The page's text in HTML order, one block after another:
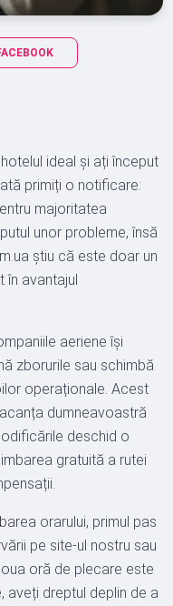
ideal și ați început
primiți o notificare:
majoritatea
unor probleme, însă
știu că este doar un
avantajul
aeriene își
zborurile sau schimbă
operaționale. Acest
dumneavoastră
deschid o
gratuită a rutei
orarului, primul pas
pe site-ul nostru sau
oră de plecare este
aveți dreptul deplin de a